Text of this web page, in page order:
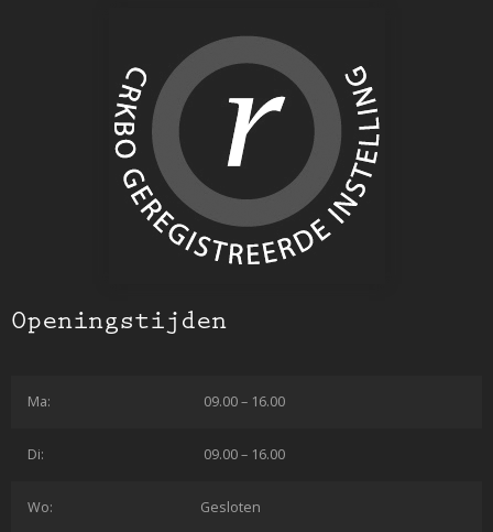
Openingstijden
Ma: 09.00 – 16.00
Di: 09.00 – 16.00
Wo: Gesloten